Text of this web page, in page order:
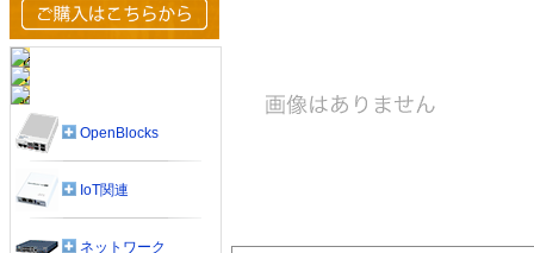
OpenBlocks
IoT関連
ネットワーク